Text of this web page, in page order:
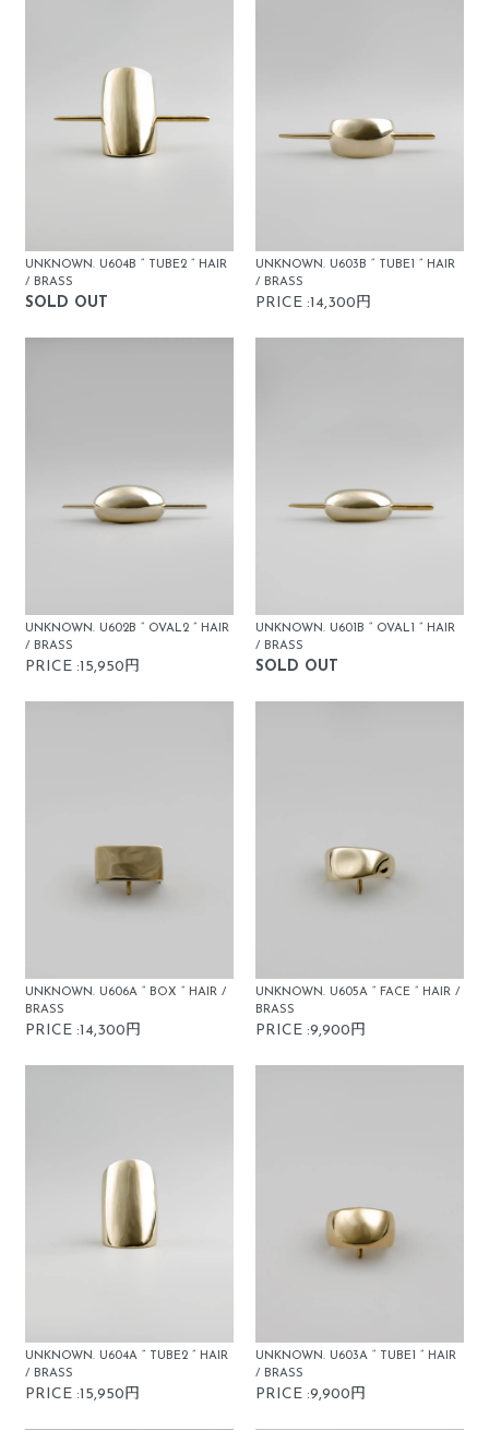
UNKNOWN. U604B “ TUBE2 ” HAIR
/ BRASS
SOLD OUT
UNKNOWN. U603B “ TUBE1 ” HAIR
/ BRASS
PRICE :14,300円
UNKNOWN. U602B “ OVAL2 ” HAIR
/ BRASS
PRICE :15,950円
UNKNOWN. U601B “ OVAL1 ” HAIR
/ BRASS
SOLD OUT
UNKNOWN. U606A “ BOX ” HAIR /
BRASS
PRICE :14,300円
UNKNOWN. U605A “ FACE ” HAIR /
BRASS
PRICE :9,900円
UNKNOWN. U604A “ TUBE2 ” HAIR
/ BRASS
PRICE :15,950円
UNKNOWN. U603A “ TUBE1 ” HAIR
/ BRASS
PRICE :9,900円